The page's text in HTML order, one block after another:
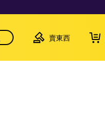
賣東西